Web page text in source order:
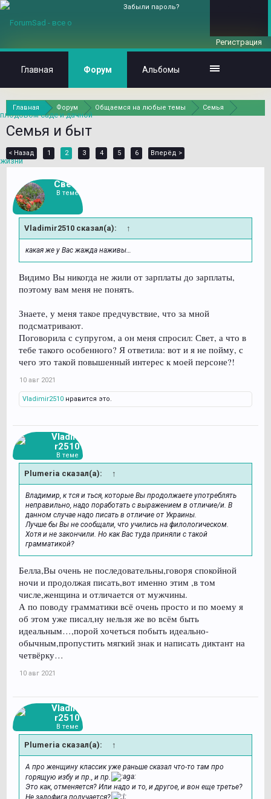
Главная Форум Общаемся на любые темы Семья
Семья и быт
< Назад 1 2 3 4 5 6 Вперёд >
Света
В теме
Vladimir2510 сказал(а): ↑
какая же у Вас жажда наживы…
Видимо Вы никогда не жили от зарплаты до зарплаты,
поэтому вам меня не понять.
Знаете, у меня такое предчувствие, что за мной
подсматривают.
Поговорила с супругом, а он меня спросил: Свет, а что в
тебе такого особенного? Я ответила: вот и я не пойму, с
чего это такой повышенный интерес к моей персоне?!
10 авг 2021
Vladimir2510 нравится это.
Vladimi
r2510
В теме
Plumeria сказал(а): ↑
Владимир, к тся и ться, которые Вы продолжаете употреблять
неправильно, надо поработать с выражением в отличие/и. В
данном случае надо писать в отличие от Украины.
Лучше бы Вы не сообщали, что учились на филологическом.
Хотя и не закончили. Но как Вас туда приняли с такой
грамматикой?
Белла,Вы очень не последовательны,говоря спокойной
ночи и продолжая писать,вот именно этим ,в том
числе,женщина и отличается от мужчины.
А по поводу грамматики всё очень просто и по моему я
об этом уже писал,ну нельзя же во всём быть
идеальным…,порой хочеться побыть идеально-
обычным,пропустить мягкий знак и написать диктант на
четвёрку…
10 авг 2021
Vladimi
r2510
В теме
Plumeria сказал(а): ↑
А про женщину классик уже раньше сказал что-то там про
горящую избу и пр., и пр.
Это как, отменяется? Или надо и то, и другое, и вон еще третье?
Забыли пароль?
Регистрация
Главная Форум Альбомы